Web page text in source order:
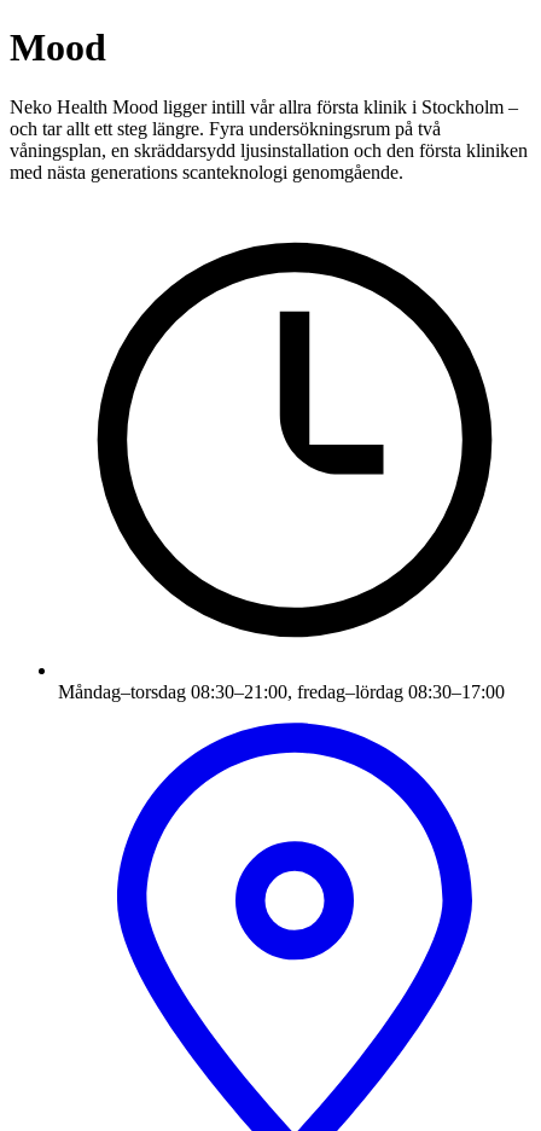
Mood
Neko Health Mood ligger intill vår allra första klinik i Stockholm –
och tar allt ett steg längre. Fyra undersökningsrum på två
våningsplan, en skräddarsydd ljusinstallation och den första kliniken
med nästa generations scanteknologi genomgående.
Måndag–torsdag 08:30–21:00, fredag–lördag 08:30–17:00